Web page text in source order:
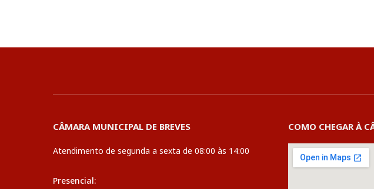
CÂMARA MUNICIPAL DE BREVES
Atendimento de segunda a sexta de 08:00 às 14:00
Presencial:
COMO CHEGAR À